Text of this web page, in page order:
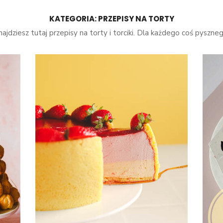
KATEGORIA:PRZEPISY NA TORTY
tutaj przepisy na torty i torciki. Dla każdego coś
nie są
opcjonalne. Są
one potrzebne
do
funkcjonowania
strony
internetowej.